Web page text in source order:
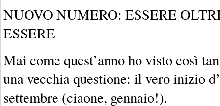
NUOVO NUMERO: ESSERE
ESSERE
Mai come quest’anno ho visto così
una vecchia questione: il vero inizio
settembre (ciaone, gennaio!).